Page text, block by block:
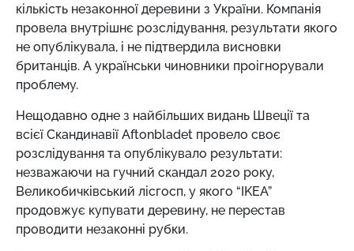
кількість незаконної деревини з України. Компанія
провела внутрішнє розслідування, результати якого
не опублікувала, і не підтвердила висновки
британців. А українськи чиновники проігнорували
проблему.
Нещодавно одне з найбільших видань Швеції та
всієї Скандинавії Aftonbladet провело своє
розслідування та опублікувало результати:
незважаючи на гучний скандал 2020 року,
Великобичківський лісгосп, у якого “IKEA”
продовжує купувати деревину, не перестав
проводити незаконні рубки.